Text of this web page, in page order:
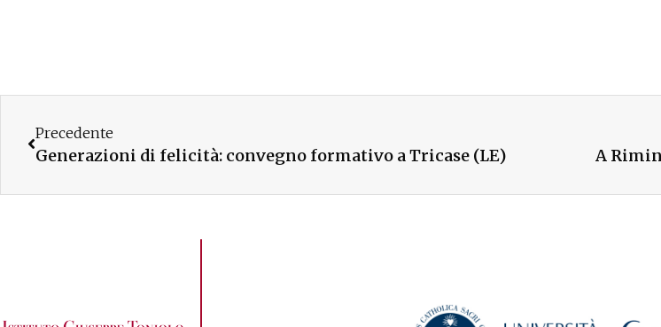
Precedente
Generazioni di felicità: convegno formativo a Tricase (LE)